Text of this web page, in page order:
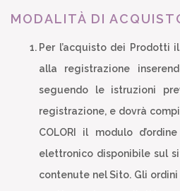
MODALITÀ DI
Per l’acquisto dei Prodotti
alla registrazione
seguendo le istruzioni
registrazione, e dovrà
COLORI il modulo
elettronico disponibile sul
contenute nel Sito. Gli